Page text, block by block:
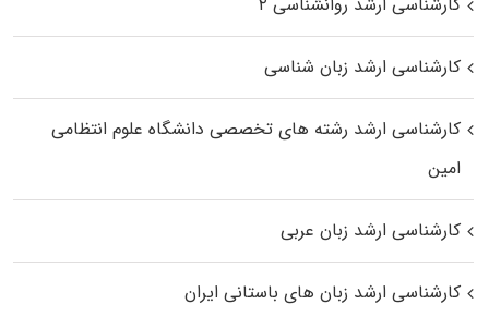
کارشناسی ارشد زبان شناسی
کارشناسی ارشد رﺷﺘﻪ ﻫﺎی تخصصی داﻧﺸﮕﺎه ﻋﻠﻮم انتظامی
اﻣﻴﻦ
کارشناسی ارشد زبان عربی
کارشناسی ارشد زبان‌ های باستانی ایران